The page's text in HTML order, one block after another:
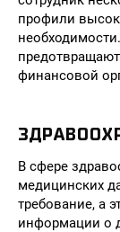
профили
финансовой
В сфере
медицинских
требование, а
информации о